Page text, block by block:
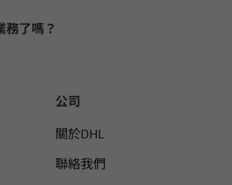
務了嗎？
公司
關於DHL
聯絡我們